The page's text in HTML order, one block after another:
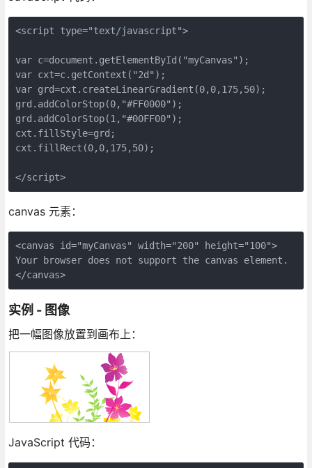
<script type="text/javascript">
var c=document.getElementById("myCanvas");
var cxt=c.getContext("2d");
var grd=cxt.createLinearGradient(0,0,175,50);
grd.addColorStop(0,"#FF0000");
grd.addColorStop(1,"#00FF00");
cxt.fillStyle=grd;
cxt.fillRect(0,0,175,50);
</script>
canvas 元素：
<canvas id="myCanvas" width="200" height="100">
Your browser does not support the canvas element.
</canvas>
实例 - 图像
把一幅图像放置到画布上：
JavaScript 代码：